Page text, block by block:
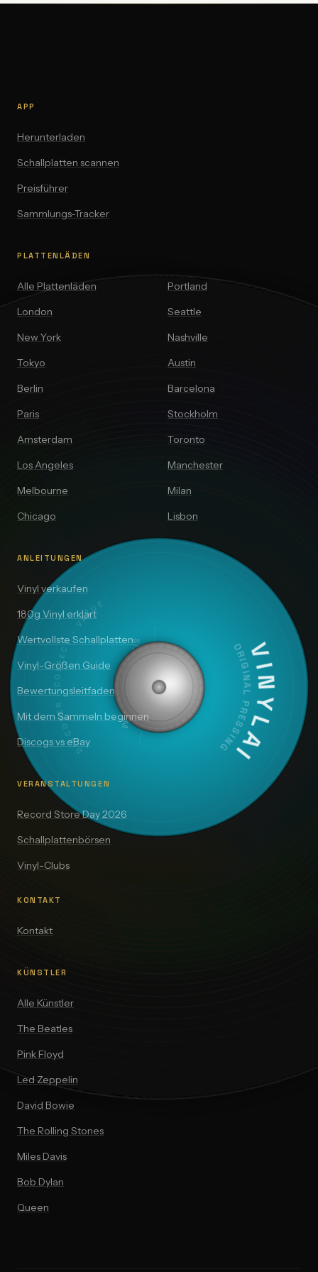
VINYLAI
ORIGINAL PRESSING
SIDE A — 33⅓ RPM
DISCOVER · COLLECT · VALUE
APP
Herunterladen
Schallplatten scannen
Preisführer
Sammlungs-Tracker
PLATTENLÄDEN
Alle Plattenläden
London
New York
Tokyo
Berlin
Paris
Amsterdam
Los Angeles
Melbourne
Chicago
Portland
Seattle
Nashville
Austin
Barcelona
Stockholm
Toronto
Manchester
Milan
Lisbon
ANLEITUNGEN
Vinyl verkaufen
180g Vinyl erklärt
Wertvollste Schallplatten
Vinyl-Größen Guide
Bewertungsleitfaden
Mit dem Sammeln beginnen
Discogs vs eBay
VERANSTALTUNGEN
Record Store Day 2026
Schallplattenbörsen
Vinyl-Clubs
KONTAKT
Kontakt
KÜNSTLER
Alle Künstler
The Beatles
Pink Floyd
Led Zeppelin
David Bowie
The Rolling Stones
Miles Davis
Bob Dylan
Queen